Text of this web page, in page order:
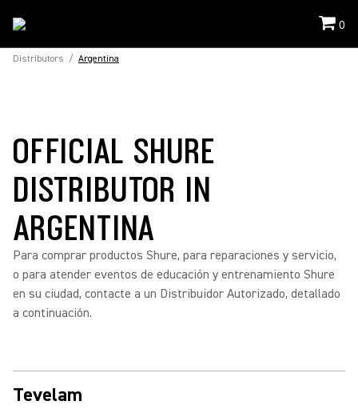
0
Distributors / Argentina
OFFICIAL SHURE
DISTRIBUTOR IN
ARGENTINA
Para comprar productos Shure, para reparaciones y servicio,
o para atender eventos de educación y entrenamiento Shure
en su ciudad, contacte a un Distribuidor Autorizado, detallado
a continuación.
Tevelam